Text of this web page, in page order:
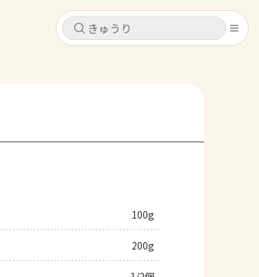
キャンセル
レシピ
キャンセル
100g
200g